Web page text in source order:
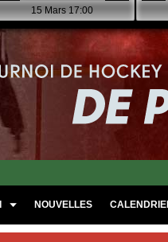
15 Mars 17:00
NOUVELLES